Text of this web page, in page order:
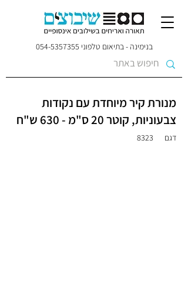
בנימינה - בתיאום טלפוני 054-5357355
מנורת קיר מיוחדת עם נקודות
צבעוניות, קוטר 20 ס"מ - 630 ש"ח
דגם 8323